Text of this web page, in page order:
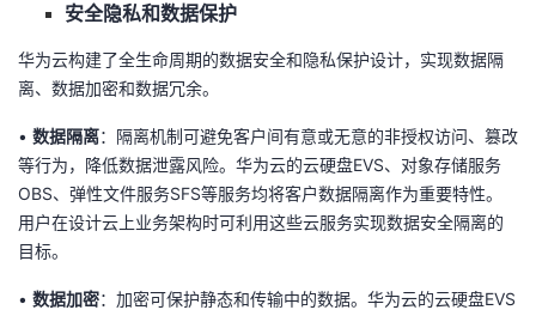
安全隐私和数据保护
华为云构建了全生命周期的数据安全和隐私保护设计，实现数据隔
离、数据加密和数据冗余。
• 数据隔离： 隔离机制可避免客户间有意或无意的非授权访问、篡改
等行为，降低数据泄露风险。华为云的云硬盘EVS、对象存储服务
OBS、弹性文件服务SFS等服务均将客户数据隔离作为重要特性。
用户在设计云上业务架构时可利用这些云服务实现数据安全隔离的
目标。
• 数据加密： 加密可保护静态和传输中的数据。华为云的云硬盘EVS